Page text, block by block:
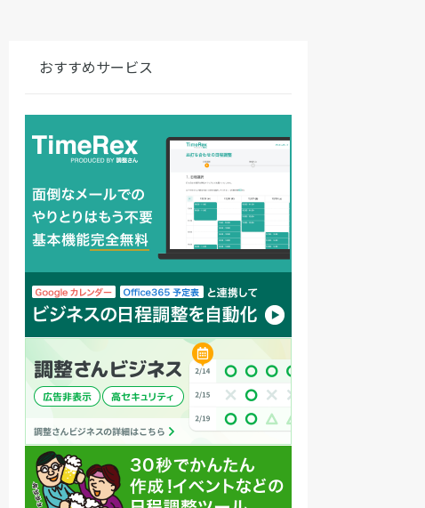
おすすめサービス